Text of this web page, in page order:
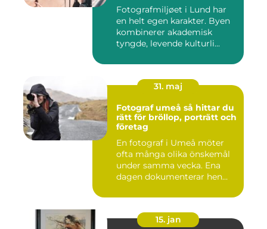
Fotografmiljøet i Lund har
en helt egen karakter. Byen
kombinerer akademisk
tyngde, levende kulturli...
31. maj
Fotograf umeå så hittar du
rätt för bröllop, porträtt och
företag
En fotograf i Umeå möter
ofta många olika önskemål
under samma vecka. Ena
dagen dokumenterar hen
15. jan